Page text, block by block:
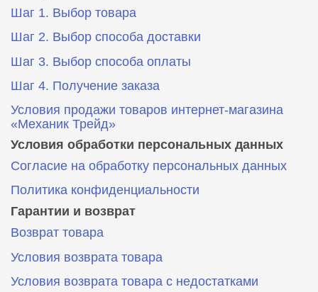
Шаг 1. Выбор товара
Шаг 2. Выбор способа доставки
Шаг 3. Выбор способа оплаты
Шаг 4. Получение заказа
Условия продажи товаров интернет-магазина
«Механик Трейд»
Условия обработки персональных данных
Согласие на обработку персональных данных
Политика конфиденциальности
Гарантии и возврат
Возврат товара
Условия возврата товара
Условия возврата товара с недостатками